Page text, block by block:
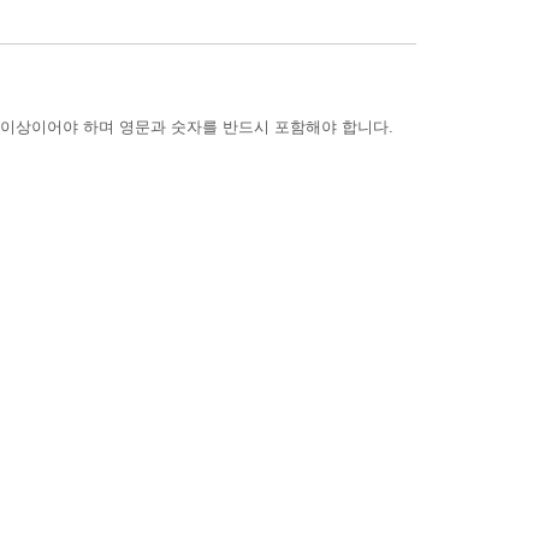
상이어야 하며 영문과 숫자를 반드시 포함해야 합니다.